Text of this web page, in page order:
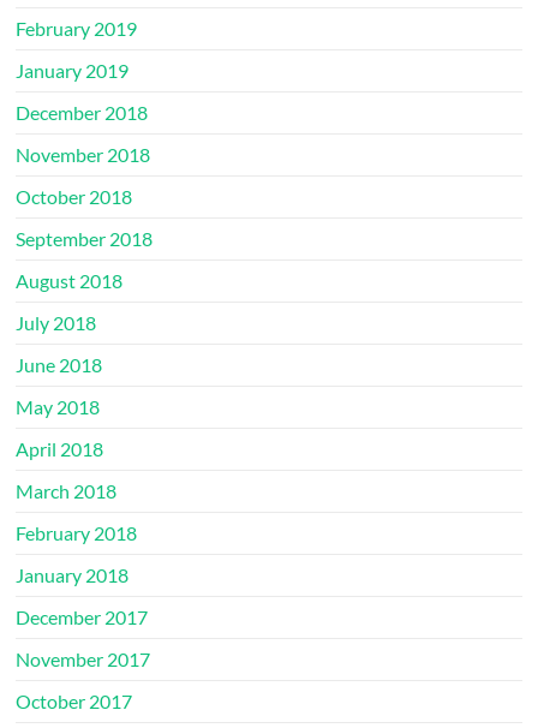
February 2019
January 2019
December 2018
November 2018
October 2018
September 2018
August 2018
July 2018
June 2018
May 2018
April 2018
March 2018
February 2018
January 2018
December 2017
November 2017
October 2017